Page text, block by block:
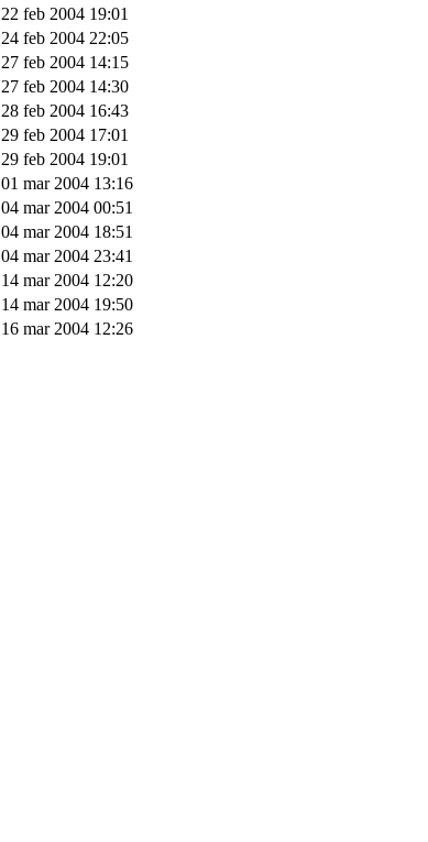
22 feb 2004 19:01
24 feb 2004 22:05
27 feb 2004 14:15
27 feb 2004 14:30
28 feb 2004 16:43
29 feb 2004 17:01
29 feb 2004 19:01
01 mar 2004 13:16
04 mar 2004 00:51
04 mar 2004 18:51
04 mar 2004 23:41
14 mar 2004 12:20
14 mar 2004 19:50
16 mar 2004 12:26